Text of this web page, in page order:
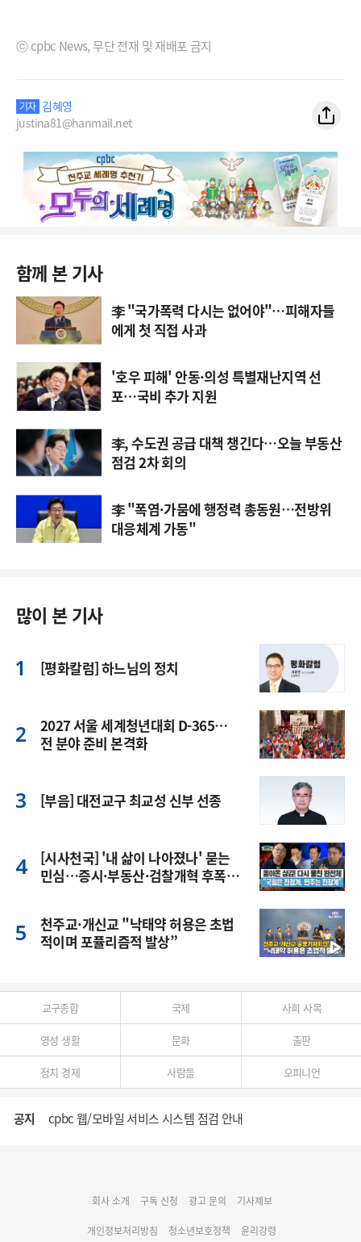
ⓒ cpbc News, 무단 전재 및 재배포 금지
기자 김혜영
justina81@hanmail.net
함께 본 기사
李 "국가폭력 다시는 없어야"…피해자들
에게 첫 직접 사과
'호우 피해' 안동·의성 특별재난지역 선
포…국비 추가 지원
李, 수도권 공급 대책 챙긴다…오늘 부동산
점검 2차 회의
李 "폭염·가뭄에 행정력 총동원…전방위
대응체계 가동"
많이 본 기사
[평화칼럼] 하느님의 정치
2027 서울 세계청년대회 D-365…
전 분야 준비 본격화
[부음] 대전교구 최교성 신부 선종
[시사천국] '내 삶이 나아졌나' 묻는
민심…증시·부동산·검찰개혁 후폭
천주교·개신교 "낙태약 허용은 초법
적이며 포퓰리즘적 발상”
교구종합 국제 사회 사목
영성 생활 문화 출판
정치 경제 사람들 오피니언
공지 cpbc 웹/모바일 서비스 시스템 점검 안내
명동 미디어큐브 & 1898 미디어월 공모전 수상작 발표
회사 소개 구독 신청 광고 문의 기사제보
개인정보처리방침 청소년보호정책 윤리강령